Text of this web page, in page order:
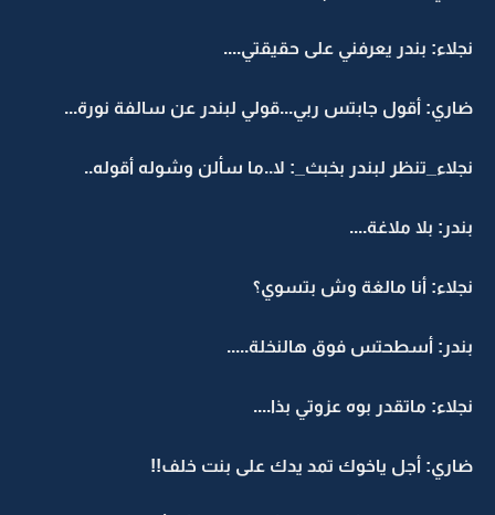
نجلاء: بندر يعرفني على حقيقتي....
ضاري: أقول جابتس ربي...قولي لبندر عن سالفة نورة...
نجلاء_تنظر لبندر بخبث_: لا..ما سألن وشوله أقوله..
بندر: بلا ملاغة....
نجلاء: أنا مالغة وش بتسوي؟
بندر: أسطحتس فوق هالنخلة.....
نجلاء: ماتقدر بوه عزوتي بذا....
ضاري: أجل ياخوك تمد يدك على بنت خلف!!